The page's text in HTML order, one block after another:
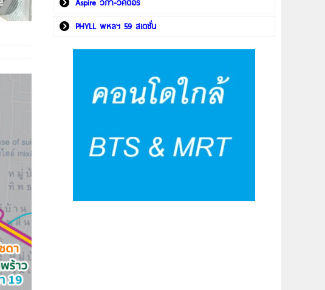
Aspire วิภา-วิคตอรี่
PHYLL พหลฯ 59 สเตชั่น